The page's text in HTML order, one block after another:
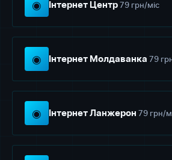
◉ Інтернет Центр 79 грн/міс
◉ Інтернет Молдаванка 79
◉ Інтернет Ланжерон 79 грн/